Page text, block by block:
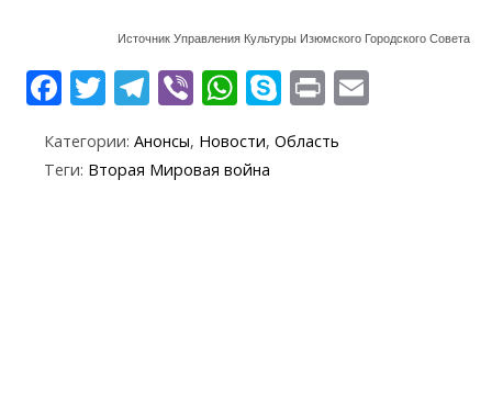
Источник Управления Культуры Изюмского Городского Совета
F
e
T
itt
er
T
e
gr
Vi
er
W
at
S
k
y
Pr
t
Категории: Анонсы, Новости, Область
Теги: Вторая Мировая война